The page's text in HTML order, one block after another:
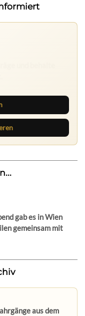
gab es in Wien
gemeinsam mit
aus dem